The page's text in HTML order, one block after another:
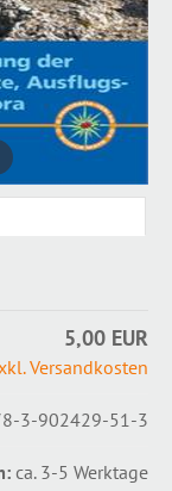
5,00 EUR
Versandkosten
3-902429-51-3
ca. 3-5 Werktage